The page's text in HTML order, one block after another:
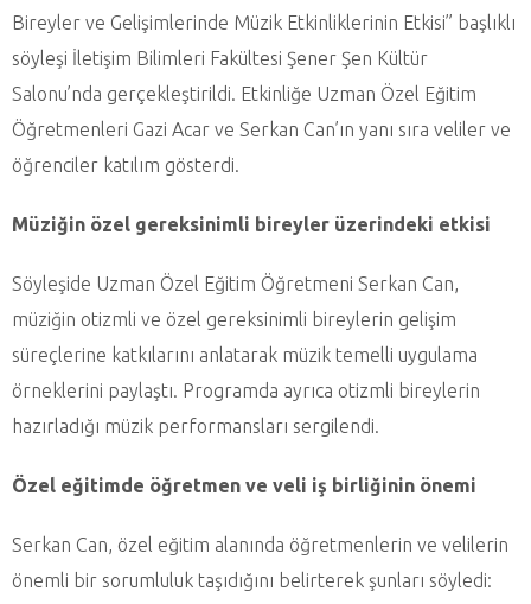
Bireyler ve Gelişimlerinde Müzik Etkinliklerinin Etkisi” başlıklı
söyleşi İletişim Bilimleri Fakültesi Şener Şen Kültür
Salonu’nda gerçekleştirildi. Etkinliğe Uzman Özel Eğitim
Öğretmenleri Gazi Acar ve Serkan Can’ın yanı sıra veliler ve
öğrenciler katılım gösterdi.
Müziğin özel gereksinimli bireyler üzerindeki etkisi
Söyleşide Uzman Özel Eğitim Öğretmeni Serkan Can,
müziğin otizmli ve özel gereksinimli bireylerin gelişim
süreçlerine katkılarını anlatarak müzik temelli uygulama
örneklerini paylaştı. Programda ayrıca otizmli bireylerin
hazırladığı müzik performansları sergilendi.
Özel eğitimde öğretmen ve veli iş birliğinin önemi
Serkan Can, özel eğitim alanında öğretmenlerin ve velilerin
önemli bir sorumluluk taşıdığını belirterek şunları söyledi: